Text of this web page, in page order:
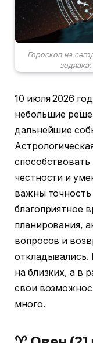
Гороскоп на
10 июля 2026
небольшие
дальнейшие
честности и
важны
благоприятное
планирования,
вопросов и
на близких, а в
свои
много.